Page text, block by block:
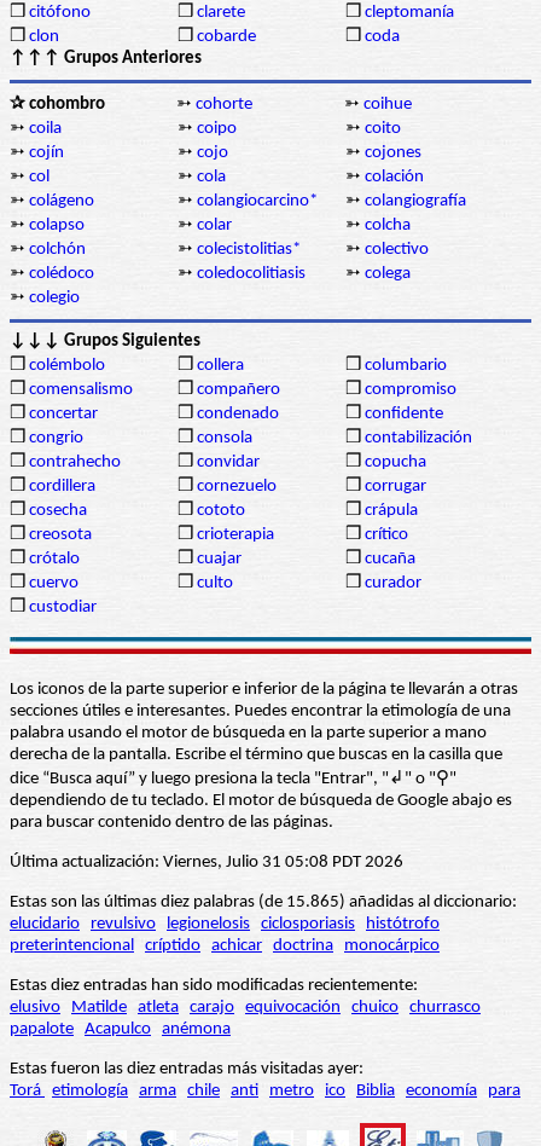
❒ citófono ❒ clarete ❒ cleptomanía
❒ clon ❒ cobarde ❒ coda
↑↑↑ Grupos Anteriores
✰ cohombro ➳ cohorte ➳ coihue
➳ coila ➳ coipo ➳ coito
➳ cojín ➳ cojo ➳ cojones
➳ col ➳ cola ➳ colación
➳ colágeno ➳ colangiocarcino* ➳ colangiografía
➳ colapso ➳ colar ➳ colcha
➳ colchón ➳ colecistolitias* ➳ colectivo
➳ colédoco ➳ coledocolitiasis ➳ colega
➳ colegio
↓↓↓ Grupos Siguientes
❒ colémbolo ❒ collera ❒ columbario
❒ comensalismo ❒ compañero ❒ compromiso
❒ concertar ❒ condenado ❒ confidente
❒ congrio ❒ consola ❒ contabilización
❒ contrahecho ❒ convidar ❒ copucha
❒ cordillera ❒ cornezuelo ❒ corrugar
❒ cosecha ❒ cototo ❒ crápula
❒ creosota ❒ crioterapia ❒ crítico
❒ crótalo ❒ cuajar ❒ cucaña
❒ cuervo ❒ culto ❒ curador
❒ custodiar
Los iconos de la parte superior e inferior de la página te llevarán a otras
secciones útiles e interesantes. Puedes encontrar la etimología de una
palabra usando el motor de búsqueda en la parte superior a mano
derecha de la pantalla. Escribe el término que buscas en la casilla que
dice “Busca aquí” y luego presiona la tecla "Entrar", "↲" o "⚲"
dependiendo de tu teclado. El motor de búsqueda de Google abajo es
para buscar contenido dentro de las páginas.
Última actualización: Viernes, Julio 31 05:08 PDT 2026
Estas son las últimas diez palabras (de 15.865) añadidas al diccionario:
elucidario
revulsivo legionelosis ciclosporiasis
histótrofo
preterintencional críptido achicar doctrina monocárpico
Estas diez entradas han sido modificadas recientemente:
elusivo
Matilde atleta carajo equivocación chuico churrasco
papalote Acapulco anémona
Estas fueron las diez entradas más visitadas ayer:
Torá etimología arma chile anti metro ico Biblia economía para